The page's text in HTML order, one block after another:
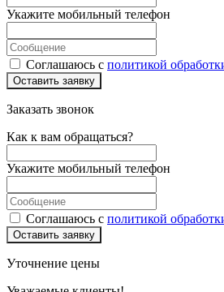
Укажите мобильный телефон
Соглашаюсь с политикой
Оставить заявку
Заказать звонок
Как к вам обращаться?
Укажите мобильный телефон
Соглашаюсь с политикой
Оставить заявку
Уточнение цены